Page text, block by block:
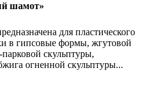
шамот»
для пластического
в гипсовые формы, жгутовой
скульптуры,
огненной скульптуры...